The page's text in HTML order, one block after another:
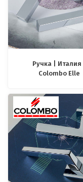
Ручка | Италия |
Colombo Elle